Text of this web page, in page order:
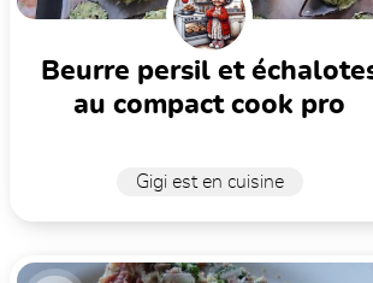
beurre persil et échalotes
au compact cook pro
Gigi est en cuisine